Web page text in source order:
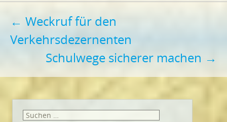
Beitragsnavigation
← Weckruf für den
Verkehrsdezernenten
Schulwege sicherer machen →
Suchen